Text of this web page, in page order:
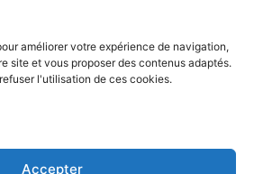
améliorer votre expérience de navigation,
site et vous proposer des contenus adaptés.
l'utilisation de ces cookies.
Accepter
Postures - Prévention des TMS
OFSP